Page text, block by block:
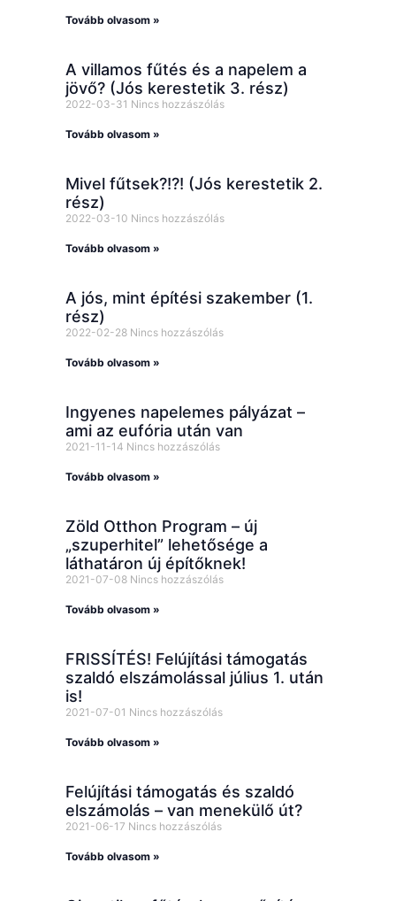
Tovább olvasom »
A villamos fűtés és a napelem a
jövő? (Jós kerestetik 3. rész)
2022-03-31 Nincs hozzászólás
Tovább olvasom »
Mivel fűtsek?!?! (Jós kerestetik 2.
rész)
2022-03-10 Nincs hozzászólás
Tovább olvasom »
A jós, mint építési szakember (1.
rész)
2022-02-28 Nincs hozzászólás
Tovább olvasom »
Ingyenes napelemes pályázat –
ami az eufória után van
2021-11-14 Nincs hozzászólás
Tovább olvasom »
Zöld Otthon Program – új
„szuperhitel” lehetősége a
láthatáron új építőknek!
2021-07-08 Nincs hozzászólás
Tovább olvasom »
FRISSÍTÉS! Felújítási támogatás
szaldó elszámolással július 1. után
is!
2021-07-01 Nincs hozzászólás
Tovább olvasom »
Felújítási támogatás és szaldó
elszámolás – van menekülő út?
2021-06-17 Nincs hozzászólás
Tovább olvasom »